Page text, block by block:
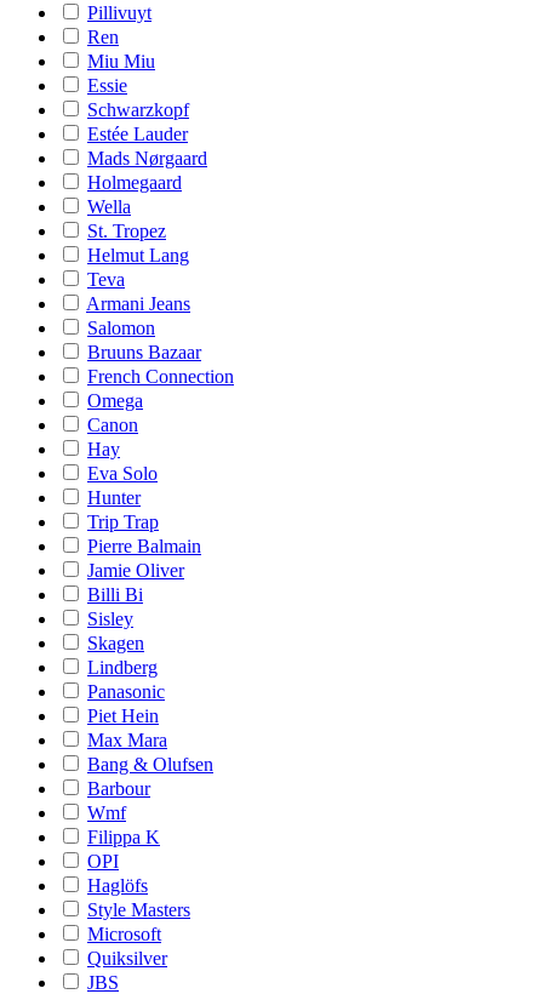
Pillivuyt
Ren
Miu Miu
Essie
Schwarzkopf
Estée Lauder
Mads Nørgaard
Holmegaard
Wella
St. Tropez
Helmut Lang
Teva
Armani Jeans
Salomon
Bruuns Bazaar
French Connection
Omega
Canon
Hay
Eva Solo
Hunter
Trip Trap
Pierre Balmain
Jamie Oliver
Billi Bi
Sisley
Skagen
Lindberg
Panasonic
Piet Hein
Max Mara
Bang & Olufsen
Barbour
Wmf
Filippa K
OPI
Haglöfs
Style Masters
Microsoft
Quiksilver
JBS